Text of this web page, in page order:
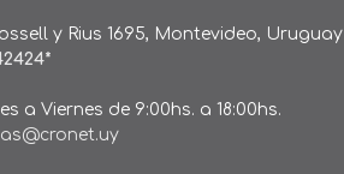
y Rius 1695, Montevideo, Uruguay
a Viernes de 9:00hs. a 18:00hs.